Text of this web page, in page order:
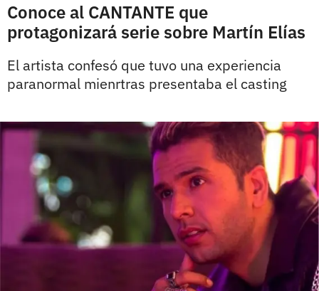
Conoce al CANTANTE que
protagonizará serie sobre Martín Elías
El artista confesó que tuvo una experiencia
paranormal mienrtras presentaba el casting